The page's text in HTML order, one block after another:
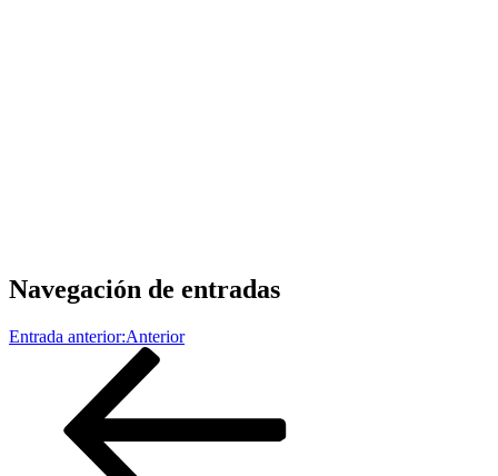
Navegación de entradas
Entrada anterior:Anterior